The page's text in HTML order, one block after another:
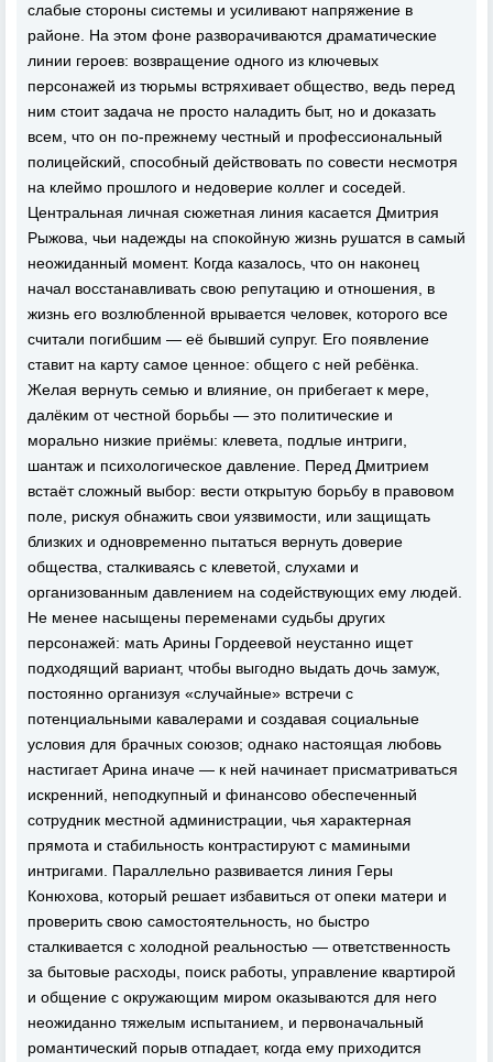
слабые стороны системы и усиливают напряжение в
районе. На этом фоне разворачиваются драматические
линии героев: возвращение одного из ключевых
персонажей из тюрьмы встряхивает общество, ведь перед
ним стоит задача не просто наладить быт, но и доказать
всем, что он по-прежнему честный и профессиональный
полицейский, способный действовать по совести несмотря
на клеймо прошлого и недоверие коллег и соседей.
Центральная личная сюжетная линия касается Дмитрия
Рыжова, чьи надежды на спокойную жизнь рушатся в самый
неожиданный момент. Когда казалось, что он наконец
начал восстанавливать свою репутацию и отношения, в
жизнь его возлюбленной врывается человек, которого все
считали погибшим — её бывший супруг. Его появление
ставит на карту самое ценное: общего с ней ребёнка.
Желая вернуть семью и влияние, он прибегает к мере,
далёким от честной борьбы — это политические и
морально низкие приёмы: клевета, подлые интриги,
шантаж и психологическое давление. Перед Дмитрием
встаёт сложный выбор: вести открытую борьбу в правовом
поле, рискуя обнажить свои уязвимости, или защищать
близких и одновременно пытаться вернуть доверие
общества, сталкиваясь с клеветой, слухами и
организованным давлением на содействующих ему людей.
Не менее насыщены переменами судьбы других
персонажей: мать Арины Гордеевой неустанно ищет
подходящий вариант, чтобы выгодно выдать дочь замуж,
постоянно организуя «случайные» встречи с
потенциальными кавалерами и создавая социальные
условия для брачных союзов; однако настоящая любовь
настигает Арина иначе — к ней начинает присматриваться
искренний, неподкупный и финансово обеспеченный
сотрудник местной администрации, чья характерная
прямота и стабильность контрастируют с мамиными
интригами. Параллельно развивается линия Геры
Конюхова, который решает избавиться от опеки матери и
проверить свою самостоятельность, но быстро
сталкивается с холодной реальностью — ответственность
за бытовые расходы, поиск работы, управление квартирой
и общение с окружающим миром оказываются для него
неожиданно тяжелым испытанием, и первоначальный
романтический порыв отпадает, когда ему приходится